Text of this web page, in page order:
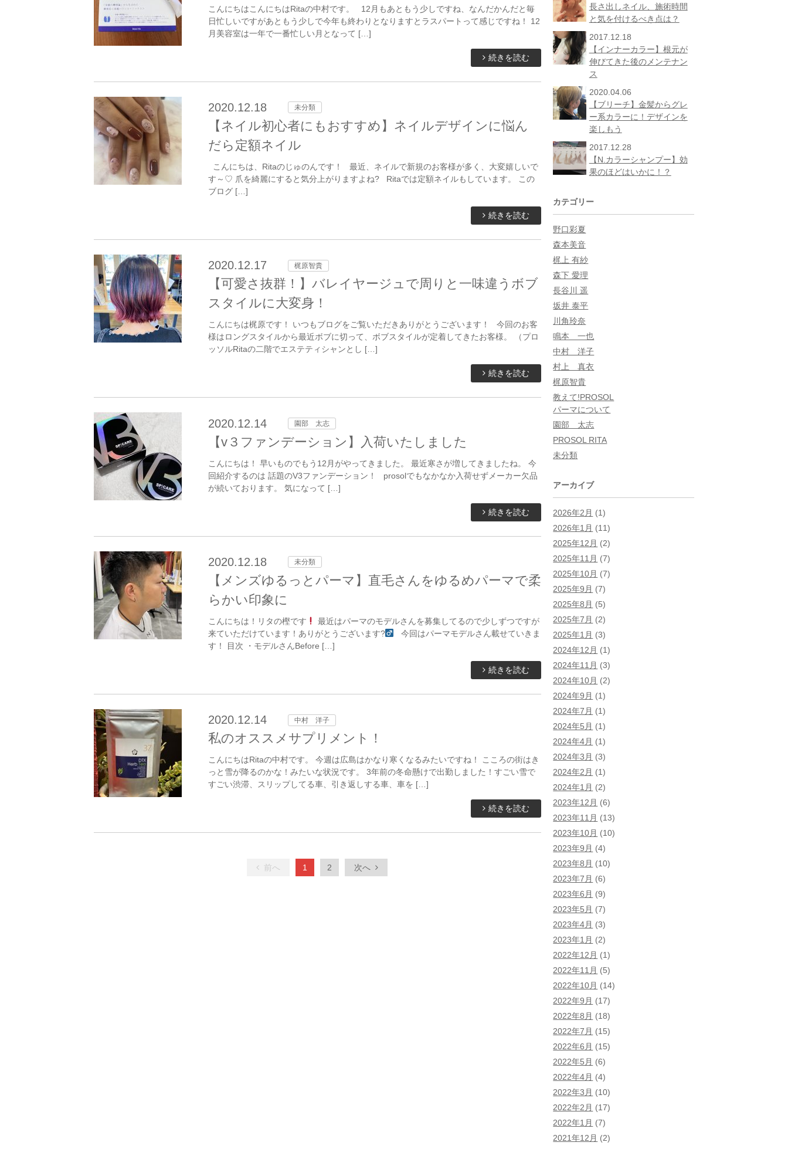
こんにちはこんにちはRitaの中村です。 12月もあともう少しですね、なんだかんだと毎
日忙しいですがあともう少しで今年も終わりとなりますとラスパートって感じですね！ 12
月美容室は一年で一番忙しい月となって […]
続きを読む
2020.12.18 未分類
【ネイル初心者にもおすすめ】ネイルデザインに悩ん
だら定額ネイル
こんにちは、Ritaのじゅのんです！ 最近、ネイルで新規のお客様が多く、大変嬉しいで
す～♡ 爪を綺麗にすると気分上がりますよね? Ritaでは定額ネイルもしています。 この
ブログ […]
続きを読む
2020.12.17 梶原智貴
【可愛さ抜群！】バレイヤージュで周りと一味違うボブ
スタイルに大変身！
こんにちは梶原です！ いつもブログをご覧いただきありがとうございます！ 今回のお客
様はロングスタイルから最近ボブに切って、ボブスタイルが定着してきたお客様。 （プロ
ッソルRitaの二階でエステティシャンとし […]
続きを読む
2020.12.14 園部 太志
【v３ファンデーション】入荷いたしました
こんにちは！ 早いものでもう12月がやってきました。 最近寒さが増してきましたね。 今
回紹介するのは 話題のV3ファンデーション！ prosolでもなかなか入荷せずメーカー欠品
が続いております。 気になって […]
続きを読む
2020.12.18 未分類
【メンズゆるっとパーマ】直毛さんをゆるめパーマで柔
らかい印象に
こんにちは！リタの樫です
最近はパーマのモデルさんを募集してるので少しずつですが
来ていただけています！ありがとうございます?‍
今回はパーマモデルさん載せていきま
す！ 目次 ・モデルさんBefore […]
続きを読む
2020.12.14 中村 洋子
私のオススメサプリメント！
こんにちはRitaの中村です。 今週は広島はかなり寒くなるみたいですね！ こころの街はき
っと雪が降るのかな！みたいな状況です。 3年前の冬命懸けで出勤しました！すごい雪で
すごい渋滞、スリップしてる車、引き返しする車、車を […]
続きを読む
前へ 1 2 次へ
長さ出しネイル、施術時間
と気を付けるべき点は？
2017.12.18
【インナーカラー】根元が
伸びてきた後のメンテナン
ス
2020.04.06
【ブリーチ】金髪からグレ
ー系カラーに！デザインを
楽しもう
2017.12.28
【N.カラーシャンプー】効
果のほどはいかに！？
カテゴリー
野口彩夏
森本美音
梶上 有紗
森下 愛理
長谷川 遥
坂井 泰平
川角玲奈
鳴本 一也
中村 洋子
村上 真衣
梶原智貴
教えて!PROSOL
パーマについて
園部 太志
PROSOL RITA
未分類
アーカイブ
2026年2月 (1)
2026年1月 (11)
2025年12月 (2)
2025年11月 (7)
2025年10月 (7)
2025年9月 (7)
2025年8月 (5)
2025年7月 (2)
2025年1月 (3)
2024年12月 (1)
2024年11月 (3)
2024年10月 (2)
2024年9月 (1)
2024年7月 (1)
2024年5月 (1)
2024年4月 (1)
2024年3月 (3)
2024年2月 (1)
2024年1月 (2)
2023年12月 (6)
2023年11月 (13)
2023年10月 (10)
2023年9月 (4)
2023年8月 (10)
2023年7月 (6)
2023年6月 (9)
2023年5月 (7)
2023年4月 (3)
2023年1月 (2)
2022年12月 (1)
2022年11月 (5)
2022年10月 (14)
2022年9月 (17)
2022年8月 (18)
2022年7月 (15)
2022年6月 (15)
2022年5月 (6)
2022年4月 (4)
2022年3月 (10)
2022年2月 (17)
2022年1月 (7)
2021年12月 (2)